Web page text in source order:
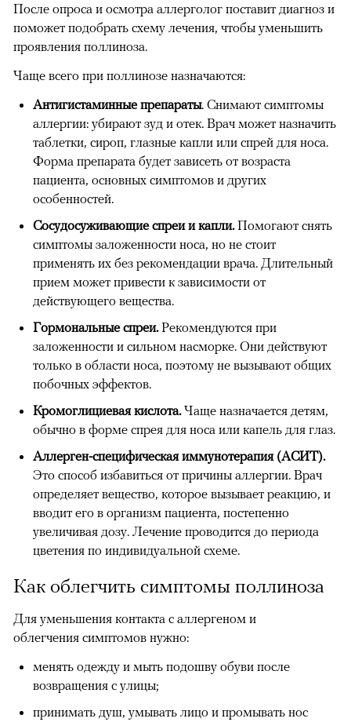
После опроса и осмотра аллерголог поставит диагноз и
поможет подобрать схему лечения, чтобы уменьшить
проявления поллиноза.
Чаще всего при поллинозе назначаются:
Антигистаминные препараты. Снимают симптомы
аллергии: убирают зуд и отек. Врач может назначить
таблетки, сироп, глазные капли или спрей для носа.
Форма препарата будет зависеть от возраста
пациента, основных симптомов и других
особенностей.
Сосудосуживающие спреи и капли.Помогают снять
симптомы заложенности носа, но не стоит
применять их без рекомендации врача. Длительный
прием может привести к зависимости от
действующего вещества.
Гормональные спреи.Рекомендуются при
заложенности и сильном насморке. Они действуют
только в области носа, поэтому не вызывают общих
побочных эффектов.
Кромоглициевая кислота.Чаще назначается детям,
обычно в форме спрея для носа или капель для глаз.
Аллерген-специфическая иммунотерапия (АСИТ).
Это способ избавиться от причины аллергии. Врач
определяет вещество, которое вызывает реакцию, и
вводит его в организм пациента, постепенно
увеличивая дозу. Лечение проводится до периода
цветения по индивидуальной схеме.
Как облегчить симптомы поллиноза
Для уменьшения контакта с аллергеном и
облегчения симптомов нужно:
менять одежду и мыть подошву обуви после
возвращения с улицы;
принимать душ, умывать лицо и промывать нос